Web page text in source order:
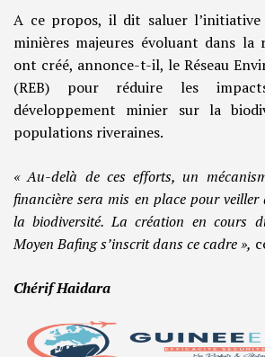
A ce propos, il dit saluer l’initiative
minières majeures évoluant dans la
ont créé, annonce-t-il, le Réseau
(REB) pour réduire les
développement minier sur la
populations riveraines.
« Au-delà de ces efforts, un
financière sera mis en place pour
la biodiversité. La création en cours
Moyen Bafing s’inscrit dans ce cadre »,
Chérif Haidara